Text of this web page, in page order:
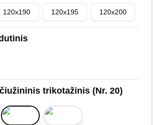
120x190 120x195 120x200
trikotažinis (Nr. 20)